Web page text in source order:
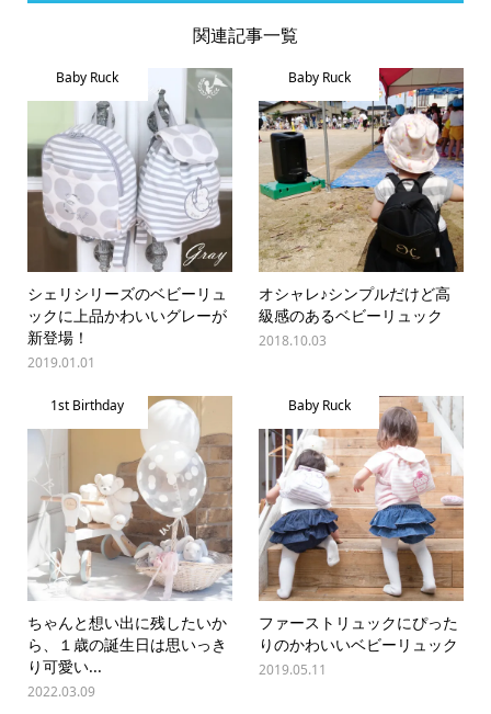
関連記事一覧
Baby Ruck
シェリシリーズのベビーリュ
ックに上品かわいいグレーが
新登場！
2019.01.01
Baby Ruck
オシャレ♪シンプルだけど高
級感のあるベビーリュック
2018.10.03
1st Birthday
ちゃんと想い出に残したいか
ら、１歳の誕生日は思いっき
り可愛い...
2022.03.09
Baby Ruck
ファーストリュックにぴった
りのかわいいベビーリュック
2019.05.11